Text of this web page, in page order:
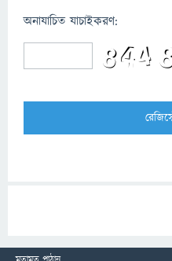
অনাযাচিত যাচাইকরণ: